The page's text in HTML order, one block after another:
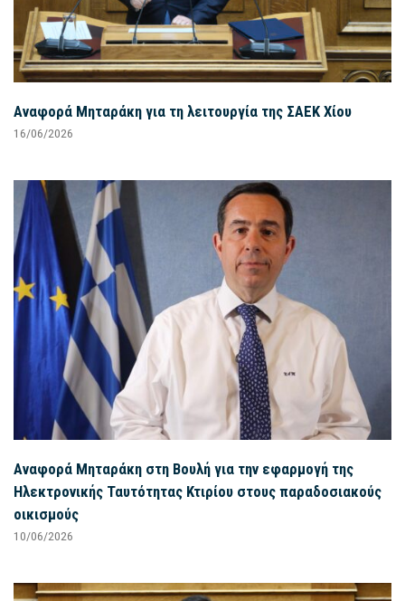
Αναφορά Μηταράκη για τη λειτουργία της ΣΑΕΚ Χίου
16/06/2026
Αναφορά Μηταράκη στη Βουλή για την εφαρμογή της
Ηλεκτρονικής Ταυτότητας Κτιρίου στους παραδοσιακούς
οικισμούς
10/06/2026